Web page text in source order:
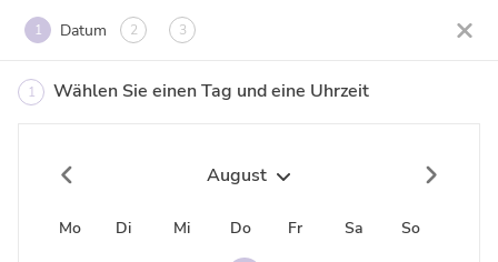
1 Datum 2 3
1 Wählen Sie einen Tag und eine Uhrzeit
August
Mo Di Mi Do Fr Sa So